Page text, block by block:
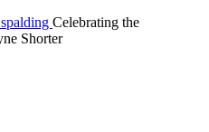
Celebrating the
Shorter